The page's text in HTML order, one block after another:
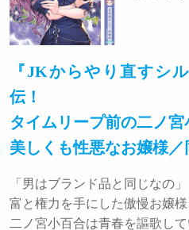
『JKからやり直すシ
伝！
タイムリープ前の二ノ
美しくも性悪なお嬢様
「男はブランド品と同じなの」
富と権力を手にした傲慢お嬢様
二ノ宮小百合は青春を謳歌して